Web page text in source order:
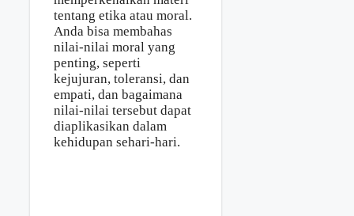
tentang etika atau moral.
Anda bisa membahas
nilai-nilai moral yang
penting, seperti
kejujuran, toleransi, dan
empati, dan bagaimana
nilai-nilai tersebut dapat
diaplikasikan dalam
kehidupan sehari-hari.